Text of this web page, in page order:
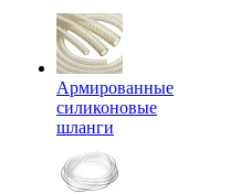
Армированные
силиконовые
шланги